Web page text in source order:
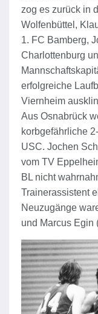
zog es zurück in
Wolfenbüttel,
1. FC Bamberg,
Charlottenburg
erfolgreiche
Viernheim
Aus Osnabrück
korbgefährliche
USC. Jochen
vom TV
BL nicht
Trainerassistent
Neuzugänge
und Marcus Egin